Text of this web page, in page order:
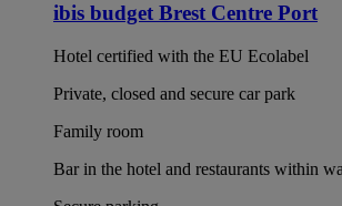
ibis budget Brest Centre Port
Hotel certified with the EU Ecolabel
Private, closed and secure car park
Family room
Bar in the hotel and restaurants within